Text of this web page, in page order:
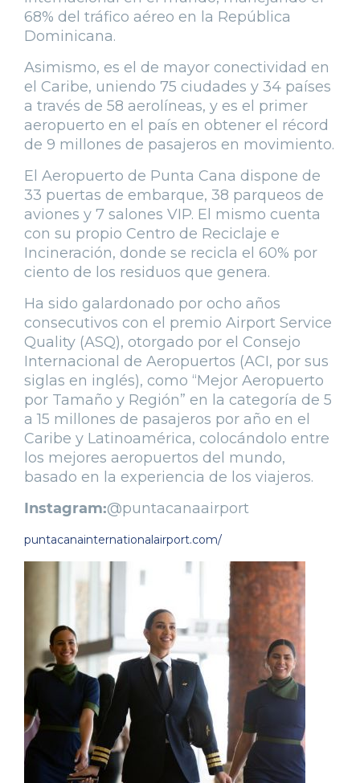
68% del tráfico aéreo en la República
Dominicana.
Asimismo, es el de mayor conectividad en
el Caribe, uniendo 75 ciudades y 34 países
a través de 58 aerolíneas, y es el primer
aeropuerto en el país en obtener el récord
de 9 millones de pasajeros en movimiento.
El Aeropuerto de Punta Cana dispone de
33 puertas de embarque, 38 parqueos de
aviones y 7 salones VIP. El mismo cuenta
con su propio Centro de Reciclaje e
Incineración, donde se recicla el 60% por
ciento de los residuos que genera.
Ha sido galardonado por ocho años
consecutivos con el premio Airport Service
Quality (ASQ), otorgado por el Consejo
Internacional de Aeropuertos (ACI, por sus
siglas en inglés), como “Mejor Aeropuerto
por Tamaño y Región” en la categoría de 5
a 15 millones de pasajeros por año en el
Caribe y Latinoamérica, colocándolo entre
los mejores aeropuertos del mundo,
basado en la experiencia de los viajeros.
Instagram:@puntacanaairport
puntacanainternationalairport.com/